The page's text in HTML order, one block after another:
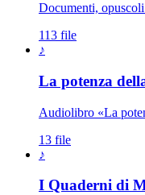
Documenti,
113 file
♪
La potenza
Audiolibro «La
13 file
♪
I Quaderni di